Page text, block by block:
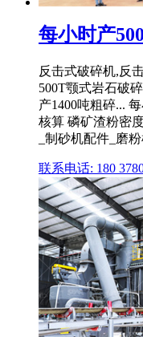
每小时产
反击式破碎机,反
500T颚式岩石破
产1400吨粗碎...
核算 磷矿渣粉密
_制砂机配件_磨
联系电话: 180